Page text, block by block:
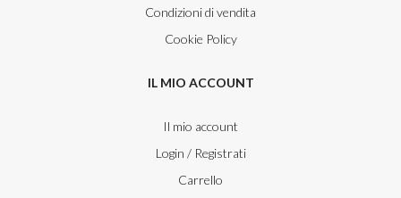
Condizioni di vendita
Cookie Policy
IL MIO ACCOUNT
Il mio account
Login / Registrati
Carrello